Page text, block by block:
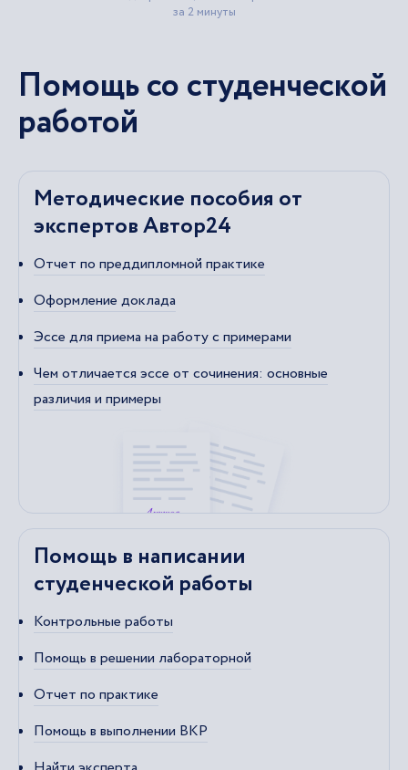
Помощь со студенческой
работой
Методические пособия от
экспертов Автор24
Отчет по преддипломной практике
Оформление доклада
Эссе для приема на работу с примерами
Чем отличается эссе от сочинения: основные
различия и примеры
Помощь в написании
студенческой работы
Контрольные работы
Помощь в решении лабораторной
Отчет по практике
Помощь в выполнении ВКР